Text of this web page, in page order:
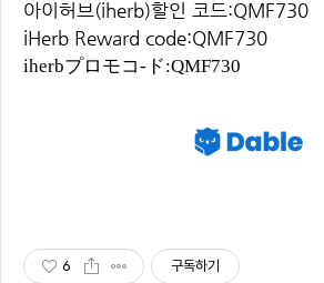
아이허브(iherb)할인 코드:QMF730
iHerb Reward code:QMF730
iherbプロモコ-ド:QMF730
6 구독하기